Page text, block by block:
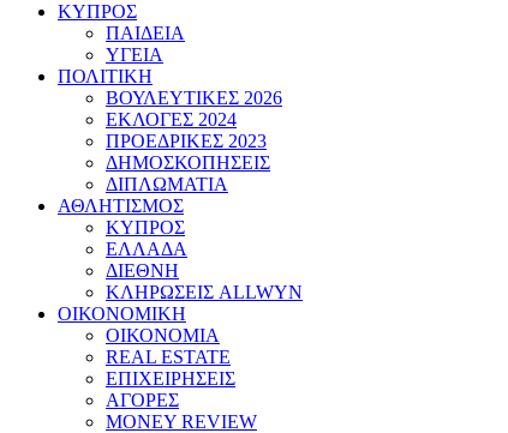
ΚΥΠΡΟΣ
ΠΑΙΔΕΙΑ
ΥΓΕΙΑ
ΠΟΛΙΤΙΚΗ
ΒΟΥΛΕΥΤΙΚΕΣ 2026
ΕΚΛΟΓΕΣ 2024
ΠΡΟΕΔΡΙΚΕΣ 2023
ΔΗΜΟΣΚΟΠΗΣΕΙΣ
ΔΙΠΛΩΜΑΤΙΑ
ΑΘΛΗΤΙΣΜΟΣ
ΚΥΠΡΟΣ
ΕΛΛΑΔΑ
ΔΙΕΘΝΗ
ΚΛΗΡΩΣΕΙΣ ALLWYN
ΟΙΚΟΝΟΜΙΚΗ
ΟΙΚΟΝΟΜΙΑ
REAL ESTATE
ΕΠΙΧΕΙΡΗΣΕΙΣ
ΑΓΟΡΕΣ
MONEY REVIEW